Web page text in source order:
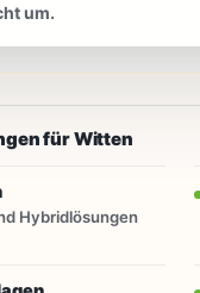
um.
für Witten
Hybridlösungen